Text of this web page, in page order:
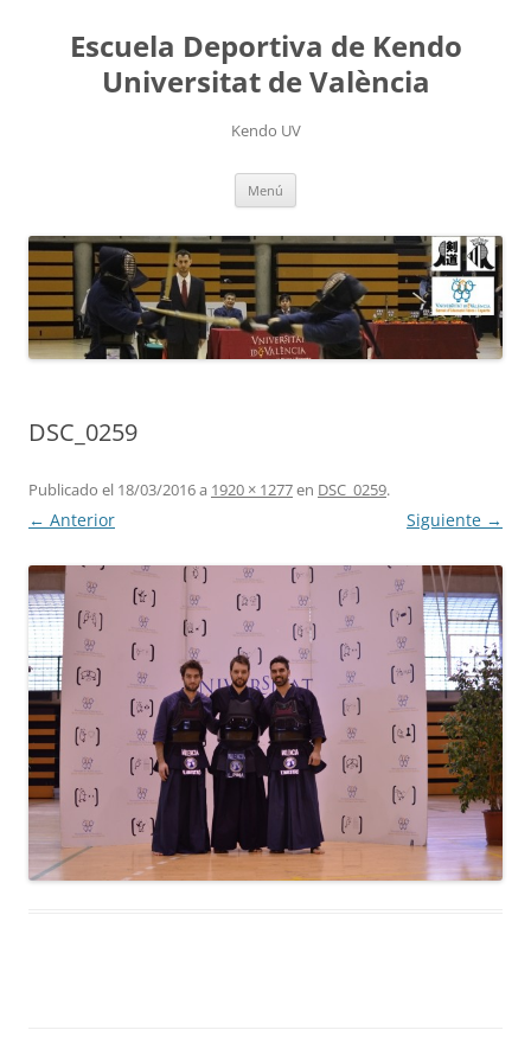
contenidoEscuela Deportiva de Kendo
Universitat de València
Kendo UV
Menú
DSC_0259
Publicado el 18/03/2016a 1920 × 1277en DSC_0259.
← Anterior Siguiente →